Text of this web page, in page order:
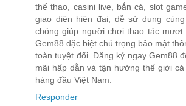
thể thao, casini live, bắn cá, slot
giao diện hiện đại, dễ sử dụng
chóng giúp người chơi thao tác mượt
Gem88 đặc biệt chú trọng bảo mật
toàn tuyệt đối. Đăng ký ngay Gem88
mãi hấp dẫn và tận hưởng thế giới
hàng đầu Việt Nam.
Responder